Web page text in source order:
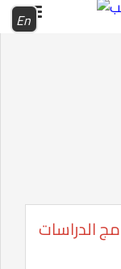
En
الدراسات